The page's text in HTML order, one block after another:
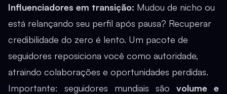
Influenciadores em transição: Mudou de nicho ou
está relançando seu perfil após pausa? Recuperar
credibilidade do zero é lento. Um pacote de
seguidores reposiciona você como autoridade,
atraindo colaborações e oportunidades perdidas.
Importante: seguidores mundiais são volume e